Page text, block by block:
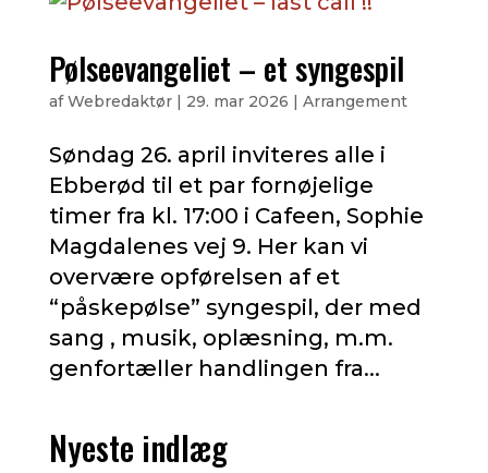
Pølseevangeliet – et syngespil
afWebredaktør| 29. mar 2026 | Arrangement
Søndag 26. april inviteres alle i
Ebberød til et par fornøjelige
timer fra kl. 17:00 i Cafeen, Sophie
Magdalenes vej 9. Her kan vi
overvære opførelsen af et
“påskepølse” syngespil, der med
sang , musik, oplæsning, m.m.
genfortæller handlingen fra...
Nyeste indlæg